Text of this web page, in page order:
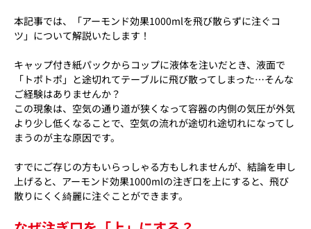
本記事では、「アーモンド効果1000mlを飛び散らずに注ぐコ
ツ」について解説いたします！
キャップ付き紙パックからコップに液体を注いだとき、液面で
「トポトポ」と途切れてテーブルに飛び散ってしまった…そんな
ご経験はありませんか？
この現象は、空気の通り道が狭くなって容器の内側の気圧が外気
より少し低くなることで、空気の流れが途切れ途切れになってし
まうのが主な原因です。
すでにご存じの方もいらっしゃる方もしれませんが、結論を申し
上げると、アーモンド効果1000mlの注ぎ口を上にすると、飛び
散りにくく綺麗に注ぐことができます。